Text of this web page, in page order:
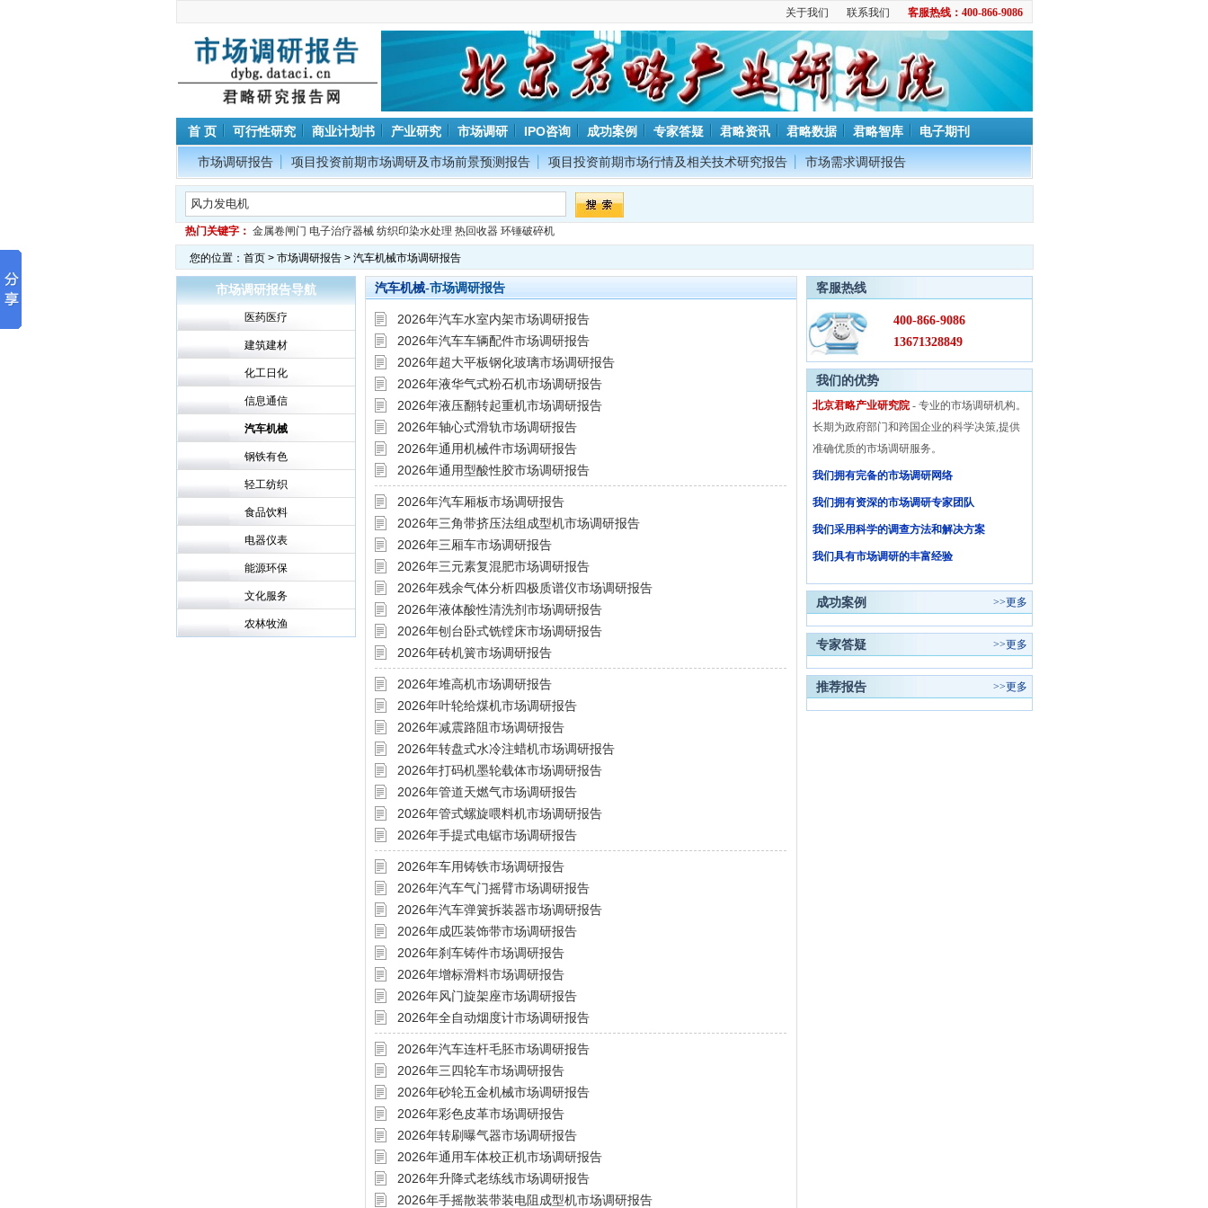
客服热线：400-866-9086
联系我们
关于我们
首 页 可行性研究 商业计划书 产业研究 市场调研 IPO咨询 成功案例 专家答疑 君略资讯 君略数据 君略智库 电子期刊
市场调研报告 项目投资前期市场调研及市场前景预测报告 项目投资前期市场行情及相关技术研究报告 市场需求调研报告
热门关键字： 金属卷闸门 电子治疗器械 纺织印染水处理 热回收器 环锤破碎机
您的位置： 首页> 市场调研报告> 汽车机械市场调研报告
市场调研报告导航
医药医疗
建筑建材
化工日化
信息通信
汽车机械
钢铁有色
轻工纺织
食品饮料
电器仪表
能源环保
文化服务
农林牧渔
汽车机械-市场调研报告
2026年汽车水室内架市场调研报告
2026年汽车车辆配件市场调研报告
2026年超大平板钢化玻璃市场调研报告
2026年液华气式粉石机市场调研报告
2026年液压翻转起重机市场调研报告
2026年轴心式滑轨市场调研报告
2026年通用机械件市场调研报告
2026年通用型酸性胶市场调研报告
2026年汽车厢板市场调研报告
2026年三角带挤压法组成型机市场调研报告
2026年三厢车市场调研报告
2026年三元素复混肥市场调研报告
2026年残余气体分析四极质谱仪市场调研报告
2026年液体酸性清洗剂市场调研报告
2026年刨台卧式铣镗床市场调研报告
2026年砖机簧市场调研报告
2026年堆高机市场调研报告
2026年叶轮给煤机市场调研报告
2026年减震路阻市场调研报告
2026年转盘式水冷注蜡机市场调研报告
2026年打码机墨轮载体市场调研报告
2026年管道天燃气市场调研报告
2026年管式螺旋喂料机市场调研报告
2026年手提式电锯市场调研报告
2026年车用铸铁市场调研报告
2026年汽车气门摇臂市场调研报告
2026年汽车弹簧拆装器市场调研报告
2026年成匹装饰带市场调研报告
2026年刹车铸件市场调研报告
2026年增标滑料市场调研报告
2026年风门旋架座市场调研报告
2026年全自动烟度计市场调研报告
2026年汽车连杆毛胚市场调研报告
2026年三四轮车市场调研报告
2026年砂轮五金机械市场调研报告
2026年彩色皮革市场调研报告
2026年转刷曝气器市场调研报告
2026年通用车体校正机市场调研报告
2026年升降式老练线市场调研报告
2026年手摇散装带装电阻成型机市场调研报告
客服热线
400-866-9086
13671328849
我们的优势
北京君略产业研究院- 专业的市场调研机构。
长期为政府部门和跨国企业的科学决策,提供
准确优质的市场调研服务。
我们拥有完备的市场调研网络
我们拥有资深的市场调研专家团队
我们采用科学的调查方法和解决方案
我们具有市场调研的丰富经验
成功案例 >>更多
专家答疑 >>更多
推荐报告 >>更多